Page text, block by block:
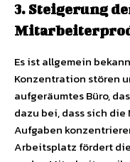
3. Steigerung
Es ist allgemein
Konzentration stören
aufgeräumtes Büro,
dazu bei, dass sich
Aufgaben
Arbeitsplatz fördert